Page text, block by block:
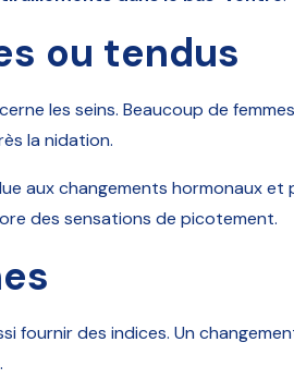
ou tendus
les seins. Beaucoup de
la nidation.
aux changements hormonaux et
des sensations de picotement.
fournir des indices. Un